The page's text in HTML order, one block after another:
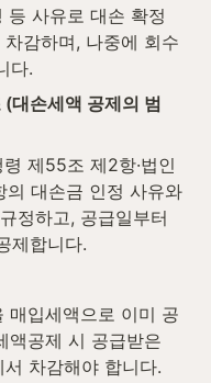
등 사유로 대손 확정
감하며, 나중에 회수
다.
대손세액 공제의 범
제55조 제2항·법인
의 대손금 인정 사유와
정하고, 공급일부터
제합니다.
입세액으로 이미 공
액공제 시 공급받은
차감해야 합니다.